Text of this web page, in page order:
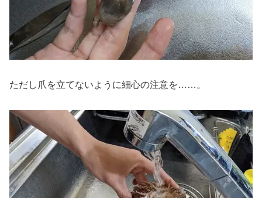
ただし爪を立てないように細心の注意を……。